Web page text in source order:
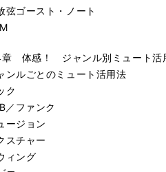
ゴースト・ノート
体感！ ジャンル別ミュート活
ルごとのミュート活用法
ク
／ファンク
ージョン
スチャー
ィング